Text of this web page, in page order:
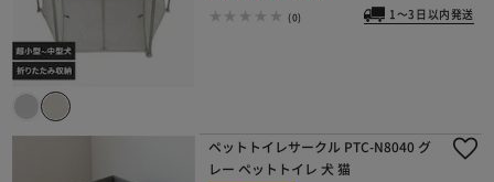
(0) 1～3日以内発送
ペットトイレサークル PTC-N8040 グ
レー ペットトイレ 犬 猫